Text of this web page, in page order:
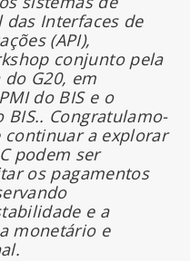
das Interfaces de
(API),
conjunto pela
G20, em
do BIS e o
BIS.. Congratulamo-
continuar a explorar
podem ser
os pagamentos
e a
monetário e